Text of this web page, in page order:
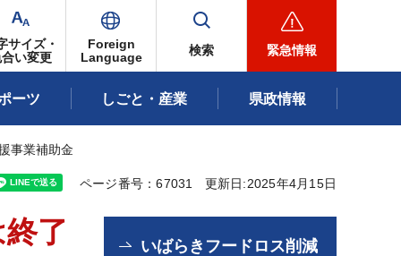
サイズ・
い変更
Foreign
Language
検索 緊急情報
ーツ しごと・産業 県政情報
事業補助金
ページ番号：67031 更新日:2025年4月15日
了
いばらきフードロス削減